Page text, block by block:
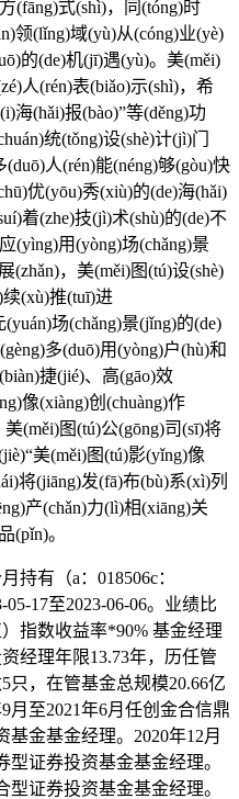
(fāng)式(shì)，同(tóng)时
领(lǐng)域(yù)从(cóng)业(yè)
的(de)机(jī)遇(yù)。美(měi)
人(rén)表(biǎo)示(shì)，希
海(hǎi)报(bào)”等(děng)功
统(tǒng)设(shè)计(jì)门
人(rén)能(néng)够(gòu)快
优(yōu)秀(xiù)的(de)海(hǎi)
着(zhe)技(jì)术(shù)的(de)不
(yìng)用(yòng)场(chǎng)景
(zhǎn)，美(měi)图(tú)设(shè)
(xù)推(tuī)进
场(chǎng)景(jǐng)的(de)
多(duō)用(yòng)户(hù)和
捷(jié)、高(gāo)效
像(xiàng)创(chuàng)作
(měi)图(tú)公(gōng)司(sī)将
美(měi)图(tú)影(yǐng)像
将(jiāng)发(fā)布(bù)系(xì)列
产(chǎn)力(lì)相(xiāng)关
(pǐn)。
有（a：018506c：
17至2023-06-06。业绩比
指数收益率*90% 基金经理
经理年限13.73年，历任管
只，在管基金总规模20.66亿
月至2021年6月任创金合信鼎
金基金经理。2020年12月
型证券投资基金基金经理。
型证券投资基金基金经理。